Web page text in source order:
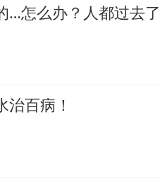
…怎么办？人都过去
治百病！